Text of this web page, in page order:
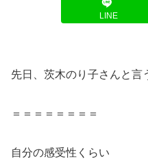
LINE
先日、茨木のり子さんと言
＝＝＝＝＝＝＝＝
自分の感受性くらい